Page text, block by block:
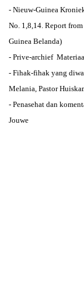
- Nieuw-Guinea
No. 1,8,14. Report
Guinea Belanda)
- Prive-archief
- Fihak-fihak yang
Melania, Pastor
- Penasehat dan
Jouwe